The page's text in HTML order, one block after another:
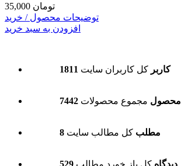
35,000 تومان
توضیحات محصول / خرید
افزودن به سبد خرید
1811 کاربر کل کاربران سایت
7442 محصول مجموع محصولات
8 مطلب کل مطالب سایت
529 دیدگاه کل باز خورد مطالب